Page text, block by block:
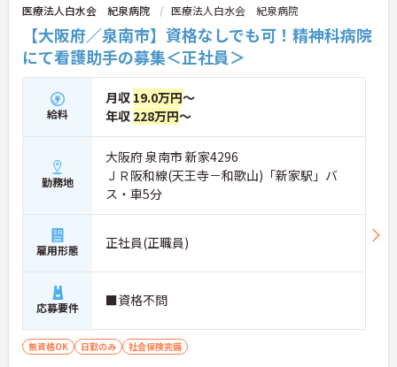
医療法人白水会 紀泉病院 医療法人白水会 紀泉病院
【大阪府／泉南市】資格なしでも可！精神科病院
にて看護助手の募集＜正社員＞
給料
月収 19.0万円～
年収 228万円～
勤務地
大阪府 泉南市 新家4296
ＪＲ阪和線(天王寺－和歌山)「新家駅」バ
ス・車5分
雇用形態 正社員(正職員)
応募要件 ■資格不問
無資格OK 日勤のみ 社会保険完備